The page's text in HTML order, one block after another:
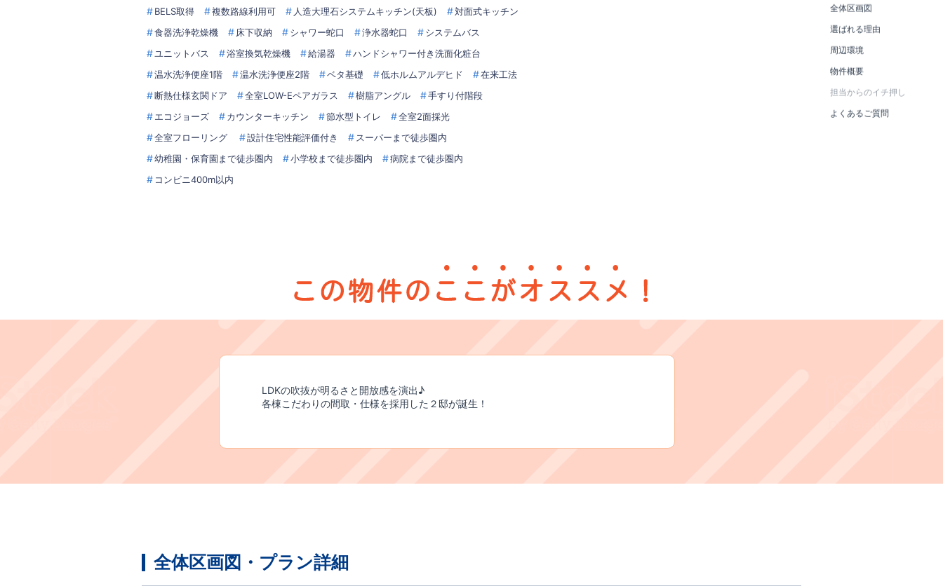
BELS取得
複数路線利用可 人造大理石システムキッチン(天板)
対面式キッチン
食器洗浄乾燥機
床下収納 シャワー蛇口 浄水器蛇口
システムバス
ユニットバス
浴室換気乾燥機 給湯器
ハンドシャワー付き洗面化粧台
温水洗浄便座1階
温水洗浄便座2階 ベタ基礎 低ホルムアルデヒド
在来工法
断熱仕様玄関ドア
全室LOW-Eペアガラス 樹脂アングル
手すり付階段
エコジョーズ
カウンターキッチン 節水型トイレ
全室2面採光
全室フローリング
設計住宅性能評価付き
スーパーまで徒歩圏内
幼稚園・保育園まで徒歩圏内
小学校まで徒歩圏内
病院まで徒歩圏内
コンビニ400m以内
LDKの吹抜が明るさと開放感を演出♪
​各棟こだわりの間取・仕様を採用した２邸が誕生！
全体区画図・プラン詳細
全体区画図
選ばれる理由
周辺環境
物件概要
担当からのイチ押し
よくあるご質問